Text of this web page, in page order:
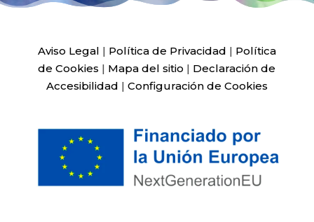
Aviso Legal | Política de Privacidad | Política
de Cookies | Mapa del sitio | Declaración de
Accesibilidad | Configuración de Cookies